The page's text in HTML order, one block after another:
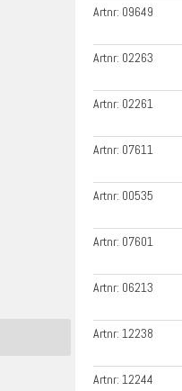
Artnr: 09649
Artnr: 02263
Artnr: 02261
Artnr: 07611
Artnr: 00535
Artnr: 07601
Artnr: 06213
Artnr:12238
Artnr:12244